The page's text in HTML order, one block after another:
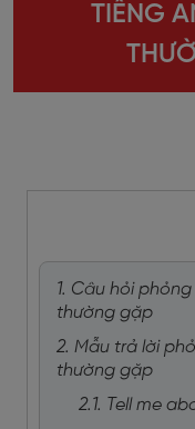
TIẾNG
1. Câu hỏi
thường gặp
2. Mẫu trả lời
thường gặp
2.1. Tell me